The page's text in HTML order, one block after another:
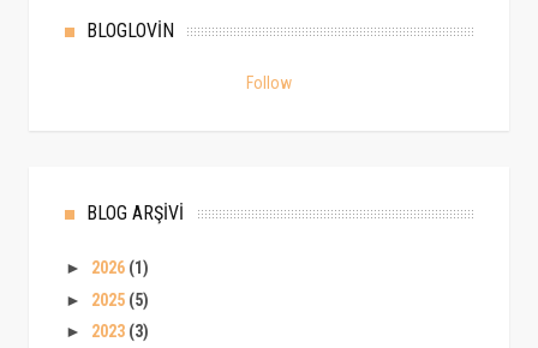
BLOGLOVİN
Follow
BLOG ARŞİVİ
► 2026 (1)
► 2025 (5)
► 2023 (3)